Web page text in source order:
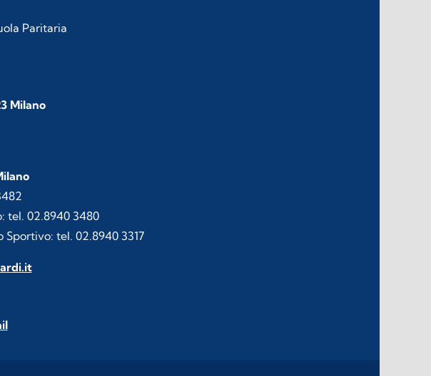
Paritaria
Milano
tel. 02.8940 3480
tel. 02.8940 3317